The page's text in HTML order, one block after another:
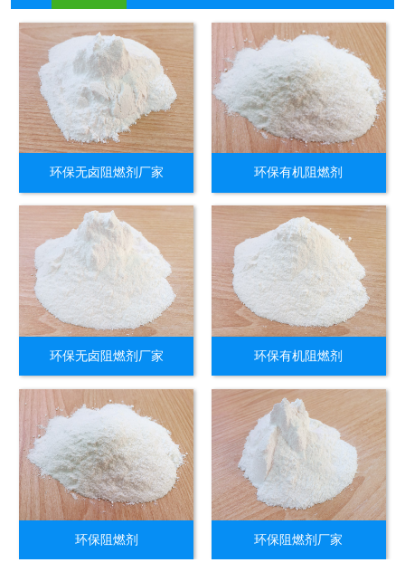
环保无卤阻燃剂厂家 环保有机阻燃剂
环保无卤阻燃剂厂家 环保有机阻燃剂
环保阻燃剂 环保阻燃剂厂家